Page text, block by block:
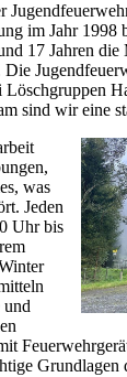
im Jahr 1998
17 Jahren
Die
Löschgruppen
sind wir eine
was
Jeden
Uhr bis
und
Grundlagen